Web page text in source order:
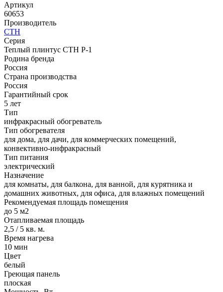
Артикул
60653
Производитель
СТН
Серия
Теплый плинтус СТН Р-1
Родина бренда
Россия
Страна производства
Россия
Гарантийный срок
5 лет
Тип
инфракрасный обогреватель
Тип обогревателя
для дома, для дачи, для коммерческих помещений,
конвективно-инфракрасный
Тип питания
электрический
Назначение
для комнаты, для балкона, для ванной, для курятника и
домашних животных, для офиса, для влажных помещений
Рекомендуемая площадь помещения
до 5 м2
Отапливаемая площадь
2,5 / 5 кв. м.
Время нагрева
10 мин
Цвет
белый
Греющая панель
плоская